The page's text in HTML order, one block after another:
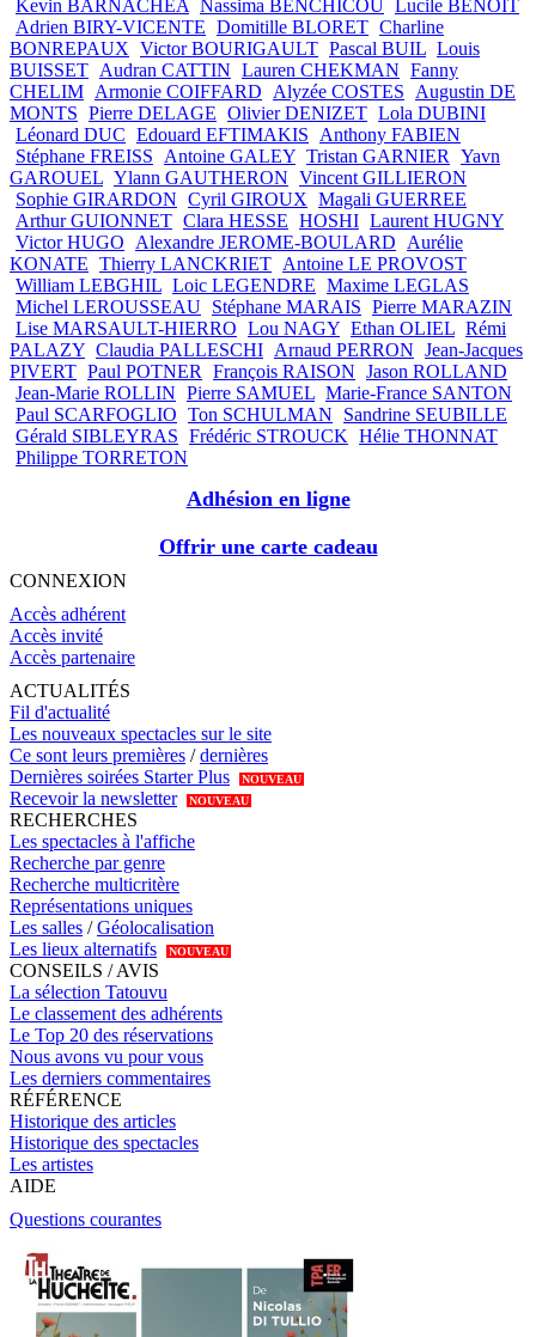
Kevin BARNACHEA Nassima BENCHICOU Lucile BENOIT
Adrien BIRY-VICENTE Domitille BLORET Charline
BONREPAUX Victor BOURIGAULT Pascal BUIL Louis
BUISSET Audran CATTIN Lauren CHEKMAN Fanny
CHELIM Armonie COIFFARD Alyzée COSTES
Augustin DE
MONTS Pierre DELAGE Olivier DENIZET Lola DUBINI
Léonard DUC Edouard EFTIMAKIS
Anthony FABIEN
Stéphane FREISS
Antoine GALEY Tristan GARNIER
Yavn
GAROUEL Ylann GAUTHERON Vincent GILLIERON
Sophie GIRARDON Cyril GIROUX Magali GUERREE
Arthur GUIONNET Clara HESSE HOSHI Laurent HUGNY
Victor HUGO
Alexandre JEROME-BOULARD
Aurélie
KONATE Thierry LANCKRIET Antoine LE PROVOST
William LEBGHIL Loic LEGENDRE Maxime LEGLAS
Michel LEROUSSEAU Stéphane MARAIS Pierre MARAZIN
Lise MARSAULT-HIERRO Lou NAGY Ethan OLIEL Rémi
PALAZY Claudia PALLESCHI Arnaud PERRON Jean-Jacques
PIVERT Paul POTNER François RAISON Jason ROLLAND
Jean-Marie ROLLIN Pierre SAMUEL Marie-France SANTON
Paul SCARFOGLIO Ton SCHULMAN
Sandrine SEUBILLE
Gérald SIBLEYRAS Frédéric STROUCK Hélie THONNAT
Philippe TORRETON
Adhésion en ligne
Offrir une carte cadeau
CONNEXION
Accès adhérent
Accès invité
Accès partenaire
ACTUALITÉS
Fil d'actualité
Les nouveaux spectacles sur le site
Ce sont leurs premières /dernières
Dernières soirées Starter Plus
NOUVEAU
Recevoir la newsletter NOUVEAU
RECHERCHES
Les spectacles à l'affiche
Recherche par genre
Recherche multicritère
Représentations uniques
Les salles /Géolocalisation
Les lieux alternatifs
NOUVEAU
CONSEILS / AVIS
La sélection Tatouvu
Le classement des adhérents
Le Top 20 des réservations
Nous avons vu pour vous
Les derniers commentaires
RÉFÉRENCE
Historique des articles
Historique des spectacles
Les artistes
AIDE
Questions courantes